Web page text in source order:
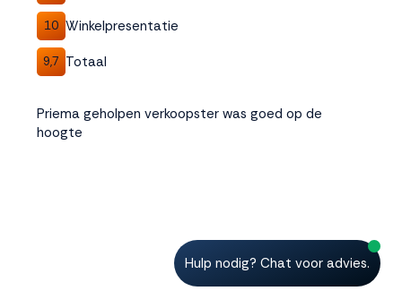
10 Winkelpresentatie
9,7 Totaal
Priema geholpen verkoopster was goed op de
hoogte
Hulp nodig? Chat voor advies.